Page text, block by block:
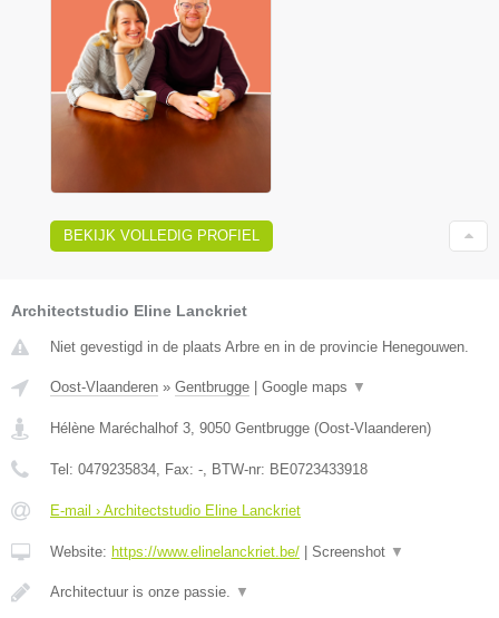
BEKIJK VOLLEDIG PROFIEL
Architectstudio Eline Lanckriet
Niet gevestigd in de plaats Arbre en in de provincie Henegouwen.
Oost-Vlaanderen » Gentbrugge Google maps ▼
Hélène Maréchalhof 3, 9050 Gentbrugge (Oost-Vlaanderen)
Tel: 0479235834, Fax: -, BTW-nr: BE0723433918
E-mail › Architectstudio Eline Lanckriet
Website: https://www.elinelanckriet.be/ Screenshot ▼
Architectuur is onze passie. ▼